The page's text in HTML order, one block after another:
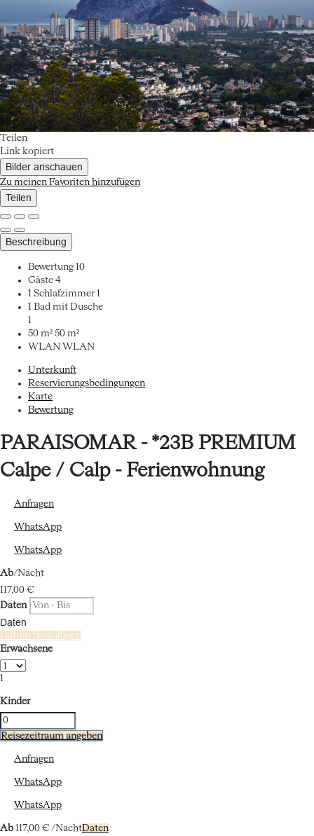
Teilen
Link kopiert
Bilder anschauen
Zu meinen Favoriten hinzufügen
Teilen
Beschreibung
Bewertung 10
Gäste 4
1 Schlafzimmer 1
1 Bad mit Dusche
1
50 m² 50 m²
WLAN WLAN
Unterkunft
Reservierungsbedingungen
Karte
Bewertung
PARAISOMAR - *23B PREMIUM
Calpe / Calp - Ferienwohnung
Anfragen
WhatsApp
WhatsApp
Ab/Nacht
117,00 €
Daten
Daten
Datum hinzufügen
Erwachsene
1
Kinder
Reisezeitraum angeben
Anfragen
WhatsApp
WhatsApp
Ab 117,00 € /NachtDaten